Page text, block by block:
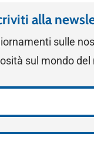
alla
sulle
sul mondo del